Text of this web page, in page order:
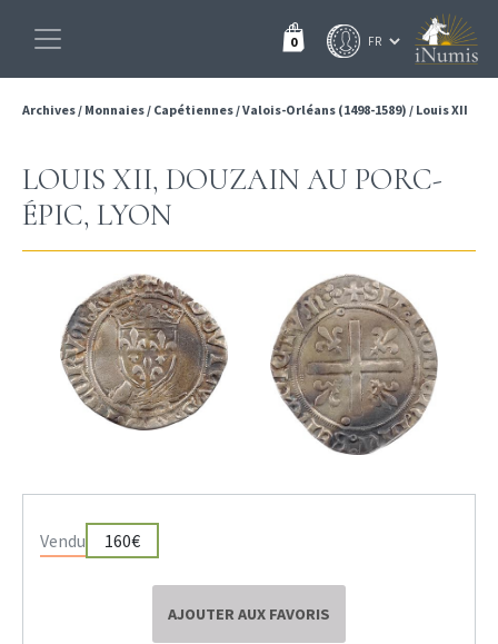
0
Archives/ Monnaies/ Capétiennes/Valois-Orléans (1498-1589) / Louis XII
LOUIS XII, DOUZAIN AU PORC-
ÉPIC, LYON
Vendu 160€
AJOUTER AUX FAVORIS